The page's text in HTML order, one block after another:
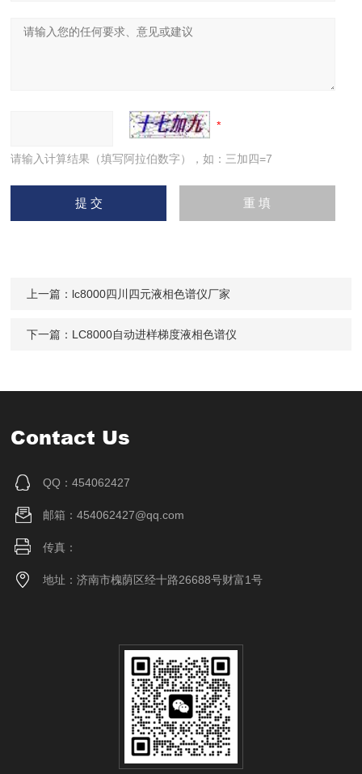
请输入计算结果（填写阿拉伯数字），如：三加四=7
上一篇： lc8000四川四元液相色谱仪厂家
下一篇： LC8000自动进样梯度液相色谱仪
Contact Us
QQ：454062427
邮箱：454062427@qq.com
传真：
地址：济南市槐荫区经十路26688号财富1号